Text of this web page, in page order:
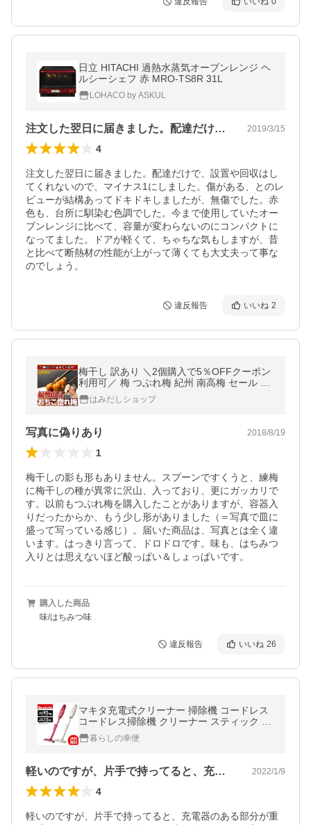
日立 HITACHI 過熱水蒸気オーブンレンジ ヘ
ルシーシェフ 赤 MRO-TS8R 31L
LOHACO by ASKUL
注文した翌日に届きました。配達だけで、… 2019/3/15
4
注文した翌日に届きました。配達だけで、設置や回収はし
てくれないので、マイナス1にしました。傷がある、とのレ
ビューが結構あってドキドキしましたが、無傷でした。赤
色も、台所に馴染む色調でした。今まで使用していたオー
ブンレンジに比べて、容量が変わらないのにコンパクトに
なってました。ドアが軽くて、ちゃちな気もしますが、昔
と比べて断熱材の性能が上がって薄くても大丈夫って事な
のでしょう。
違反報告 いいね 2
梅干し 訳あり ＼2個購入で5％OFFクーポン
利用可／ 梅 つぶれ梅 紀州 南高梅 セール は
ちみつ うめしそ 800g おちこ惚れ梅 お取り
寄せ 国産100％ 爆買
はみだしショップ
写真に偽りあり 2018/8/19
1
梅干しの影も形もありません。スプーンですくうと、練梅
に梅干しの種が異常に沢山、入っており、更にガッカリで
す。以前もつぶれ梅を購入したことがありますが、容器入
りだったからか、もう少し形がありました（＝写真で皿に
盛って写っている感じ）。届いた商品は、写真とは全く違
います。はっきり言って、ドロドロです。味も、はちみつ
入りとは思えないほど酸っぱい＆しょっぱいです。
購入した商品
味/はちみつ味
違反報告 いいね 26
マキタ充電式クリーナー 掃除機 コードレス
コードレス掃除機 クリーナー スティック マ
キタ 紙パック不要 makita カプセル式 充電式
79157
暮らしの幸便
軽いのですが、片手で持ってると、充電器… 2022/1/9
4
軽いのですが、片手で持ってると、充電器のある部分が重